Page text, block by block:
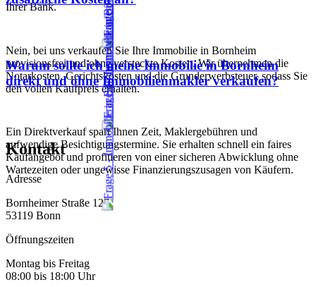
Ihrer Bank.
Nein, bei uns verkaufen Sie Ihre Immobilie in Bornheim
provisionsfrei und ohne versteckte Kosten. Wir übernehmen die
Notarkosten, Gerichtskosten und die Grunderwerbsteuer, sodass Sie
den vollen Kaufpreis erhalten.
Warum sollte ich meine Immobilie in Bornheim
direkt und ohne Immobilienmakler verkaufen?
Ein Direktverkauf spart Ihnen Zeit, Maklergebühren und
aufwendige Besichtigungstermine. Sie erhalten schnell ein faires
Kaufangebot und profitieren von einer sicheren Abwicklung ohne
Wartezeiten oder ungewisse Finanzierungszusagen von Käufern.
Kontakt
Adresse
Bornheimer Straße 127
53119 Bonn
Öffnungszeiten
Montag bis Freitag
08:00 bis 18:00 Uhr